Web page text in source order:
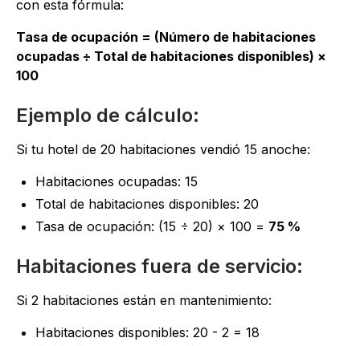
con esta fórmula:
Tasa de ocupación = (Número de habitaciones
ocupadas ÷ Total de habitaciones disponibles) ×
100
Ejemplo de cálculo:
Si tu hotel de 20 habitaciones vendió 15 anoche:
Habitaciones ocupadas: 15
Total de habitaciones disponibles: 20
Tasa de ocupación: (15 ÷ 20) × 100 = 75 %
Habitaciones fuera de servicio:
Si 2 habitaciones están en mantenimiento:
Habitaciones disponibles: 20 - 2 = 18